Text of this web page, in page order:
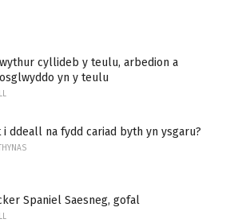
cyllideb y teulu, arbedion a
yn y teulu
i ddeall na fydd cariad byth yn ysgaru?
Spaniel Saesneg, gofal